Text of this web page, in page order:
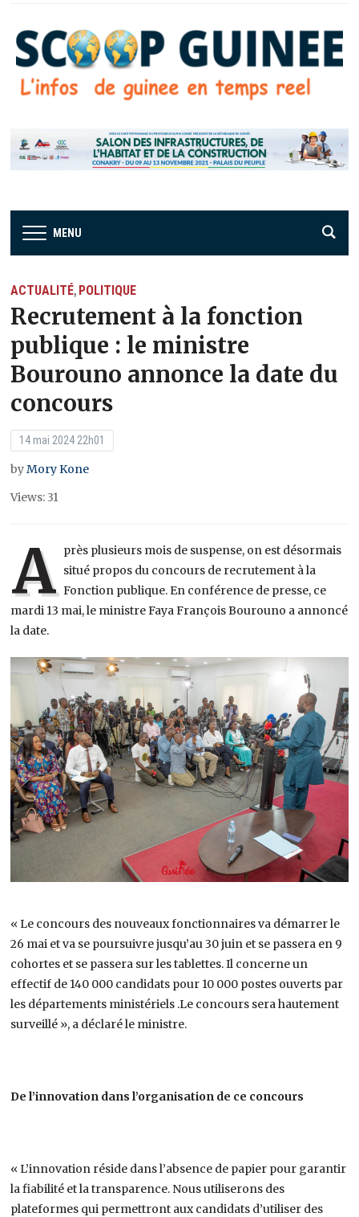
MENU
ACTUALITÉ, POLITIQUE
Recrutement à la fonction
publique : le ministre
Bourouno annonce la date du
concours
14 mai 2024 22h01
byMory Kone
Views: 31
A près plusieurs mois de suspense, on est désormais
situé propos du concours de recrutement à la
Fonction publique. En conférence de presse, ce
mardi 13 mai, le ministre Faya François Bourouno a annoncé
la date.
« Le concours des nouveaux fonctionnaires va démarrer le
26 mai et va se poursuivre jusqu’au 30 juin et se passera en 9
cohortes et se passera sur les tablettes. Il concerne un
effectif de 140 000 candidats pour 10 000 postes ouverts par
les départements ministériels .Le concours sera hautement
surveillé », a déclaré le ministre.
De l’innovation dans l’organisation de ce concours
« L’innovation réside dans l’absence de papier pour garantir
la fiabilité et la transparence. Nous utiliserons des
plateformes qui permettront aux candidats d’utiliser des